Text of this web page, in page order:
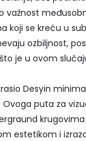
važnost
koji se kreću u
ozbiljnost,
je u ovom
Desyin
puta za
estetikom i